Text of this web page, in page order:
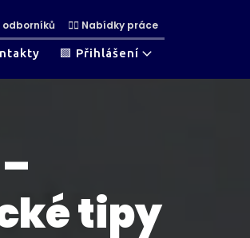
odborníků 👷‍♀ Nabídky práce
🟩 Přihlášení
tipy